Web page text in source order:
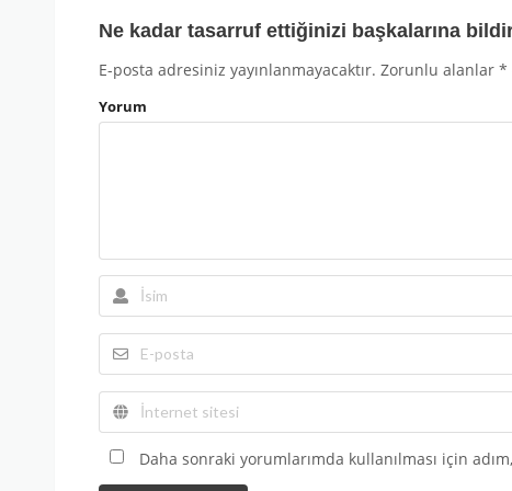
Ne kadar tasarruf ettiğinizi başkalarına
E-posta adresiniz yayınlanmayacaktır. Zorunlu alanlar *
Yorum
Daha sonraki yorumlarımda kullanılması için